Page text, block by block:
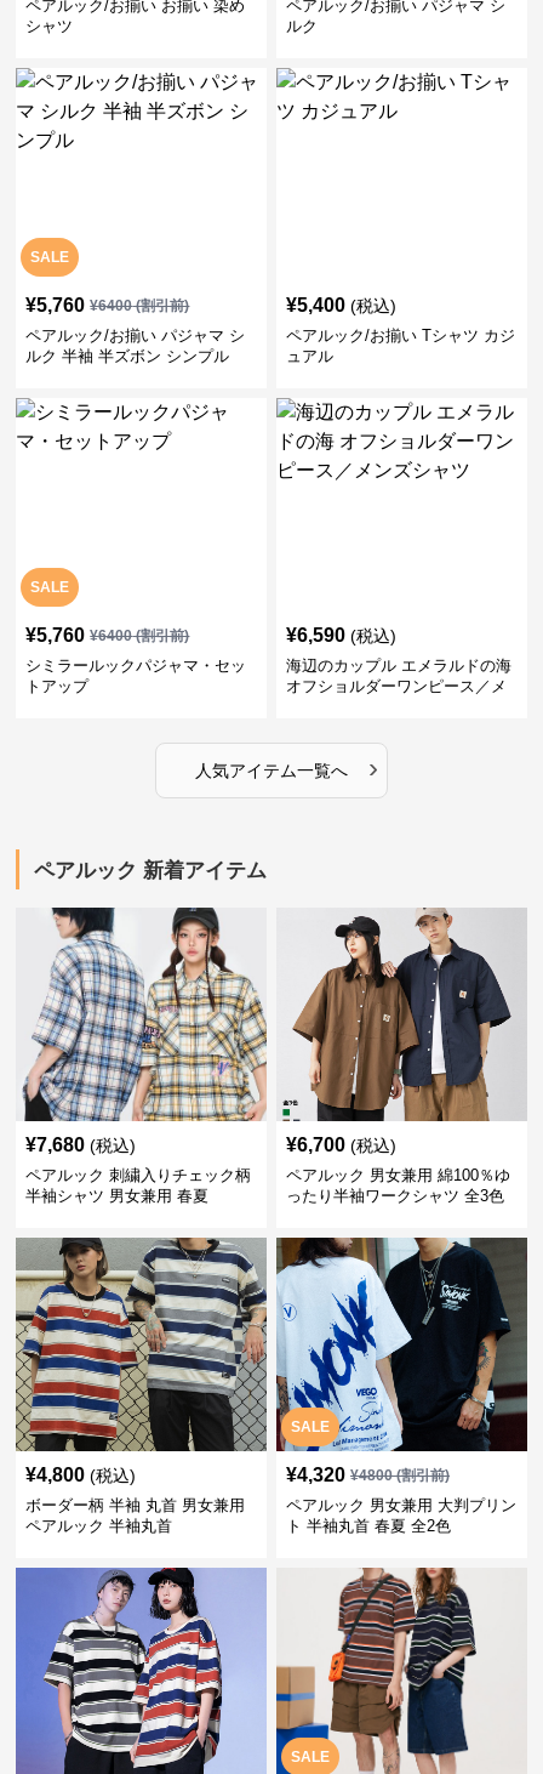
ペアルック/お揃い お揃い 染め
シャツ
ペアルック/お揃い パジャマ シ
ルク
SALE
¥5,760 ¥6400(割引前)
ペアルック/お揃い パジャマ シ
ルク 半袖 半ズボン シンプル
¥5,400 (税込)
ペアルック/お揃い Tシャツ カジ
ュアル
SALE
¥5,760 ¥6400(割引前)
シミラールックパジャマ・セッ
トアップ
¥6,590 (税込)
海辺のカップル エメラルドの海
オフショルダーワンピース／メ
人気アイテム一覧へ ›
ペアルック 新着アイテム
¥7,680 (税込)
ペアルック 刺繍入りチェック柄
半袖シャツ 男女兼用 春夏
¥6,700 (税込)
ペアルック 男女兼用 綿100％ゆ
ったり半袖ワークシャツ 全3色
¥4,800 (税込)
ボーダー柄 半袖 丸首 男女兼用
ペアルック 半袖丸首
SALE
¥4,320 ¥4800(割引前)
ペアルック 男女兼用 大判プリン
ト 半袖丸首 春夏 全2色
SALE